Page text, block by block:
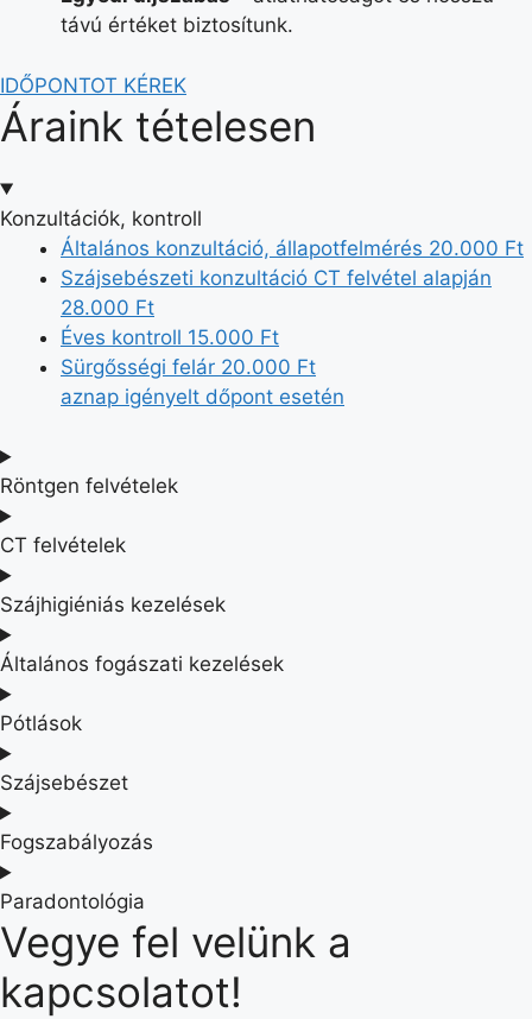
távú értéket biztosítunk.
IDŐPONTOT KÉREK
Áraink tételesen
Konzultációk​, kontroll
Általános konzultáció, állapotfelmérés 20.000 Ft
Szájsebészeti konzultáció CT felvétel alapján
28.000 Ft
Éves kontroll 15.000 Ft
Sürgősségi felár 20.000 Ft
aznap igényelt dőpont esetén
Röntgen felvételek​
CT felvételek​
Szájhigiéniás kezelések​
Általános fogászati kezelések​
Pótlások​
Szájsebészet​
Fogszabályozás
Paradontológia​
Vegye fel velünk a
kapcsolatot!